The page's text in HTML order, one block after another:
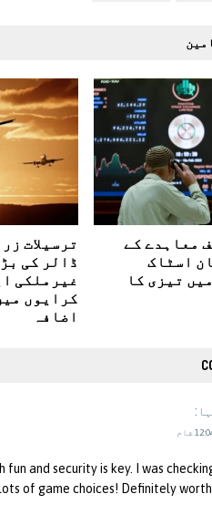
معاہدے کے
اسٹاک
تیزی کا
ترسیلات
ڈالر کی
غیرملکی
کرایوں
اضافہ
and security is key. I was
of game choices! Definitely